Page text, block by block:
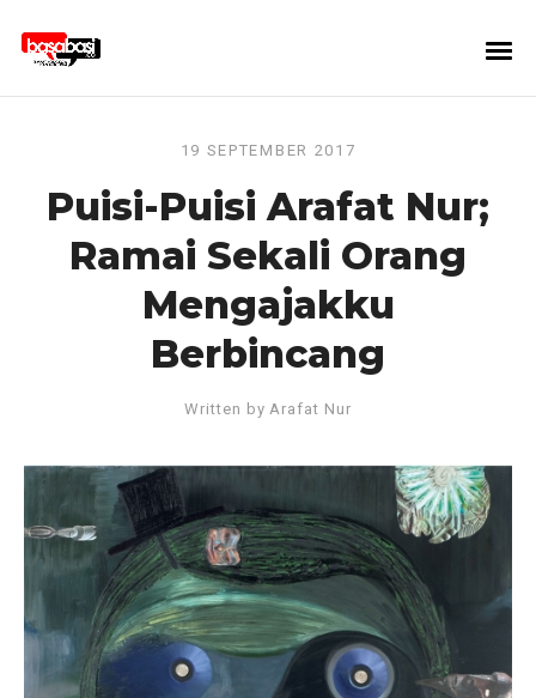
19 SEPTEMBER 2017
Puisi-Puisi Arafat Nur;
Ramai Sekali Orang
Mengajakku
Berbincang
Written byArafat Nur